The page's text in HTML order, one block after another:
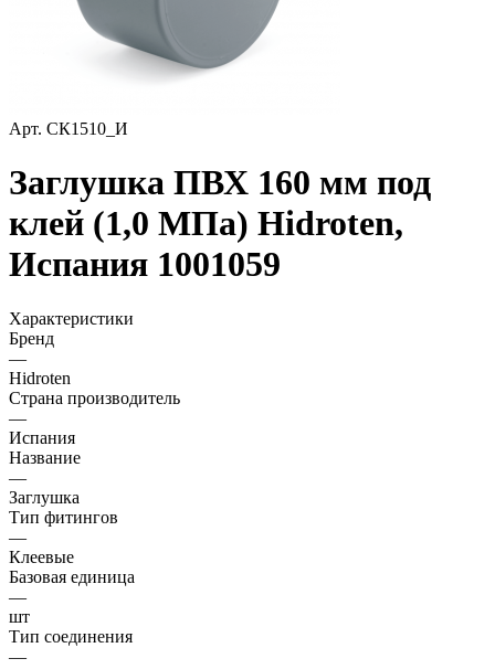
Арт. СК1510_И
Заглушка ПВХ 160 мм под
клей (1,0 МПа) Hidroten,
Испания 1001059
Характеристики
Бренд
—
Hidroten
Страна производитель
—
Испания
Название
—
Заглушка
Тип фитингов
—
Клеевые
Базовая единица
—
шт
Тип соединения
—